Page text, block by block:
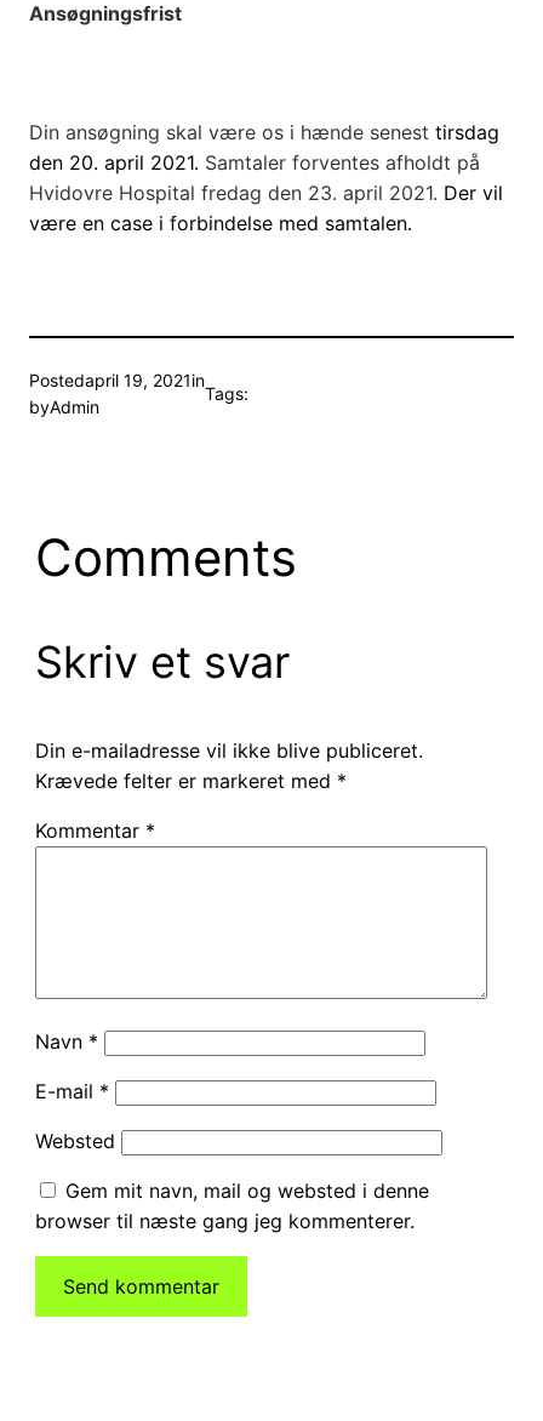
Ansøgningsfrist
Din ansøgning skal være os i hænde senest tirsdag
den 20. april 2021. Samtaler forventes afholdt på
Hvidovre Hospital fredag den 23. april 2021. Der vil
være en case i forbindelse med samtalen.
Postedapril 19, 2021in
byAdmin
Tags:
Comments
Skriv et svar
Din e-mailadresse vil ikke blive publiceret.
Krævede felter er markeret med *
Kommentar *
Navn *
E-mail *
Websted
Gem mit navn, mail og websted i denne
browser til næste gang jeg kommenterer.